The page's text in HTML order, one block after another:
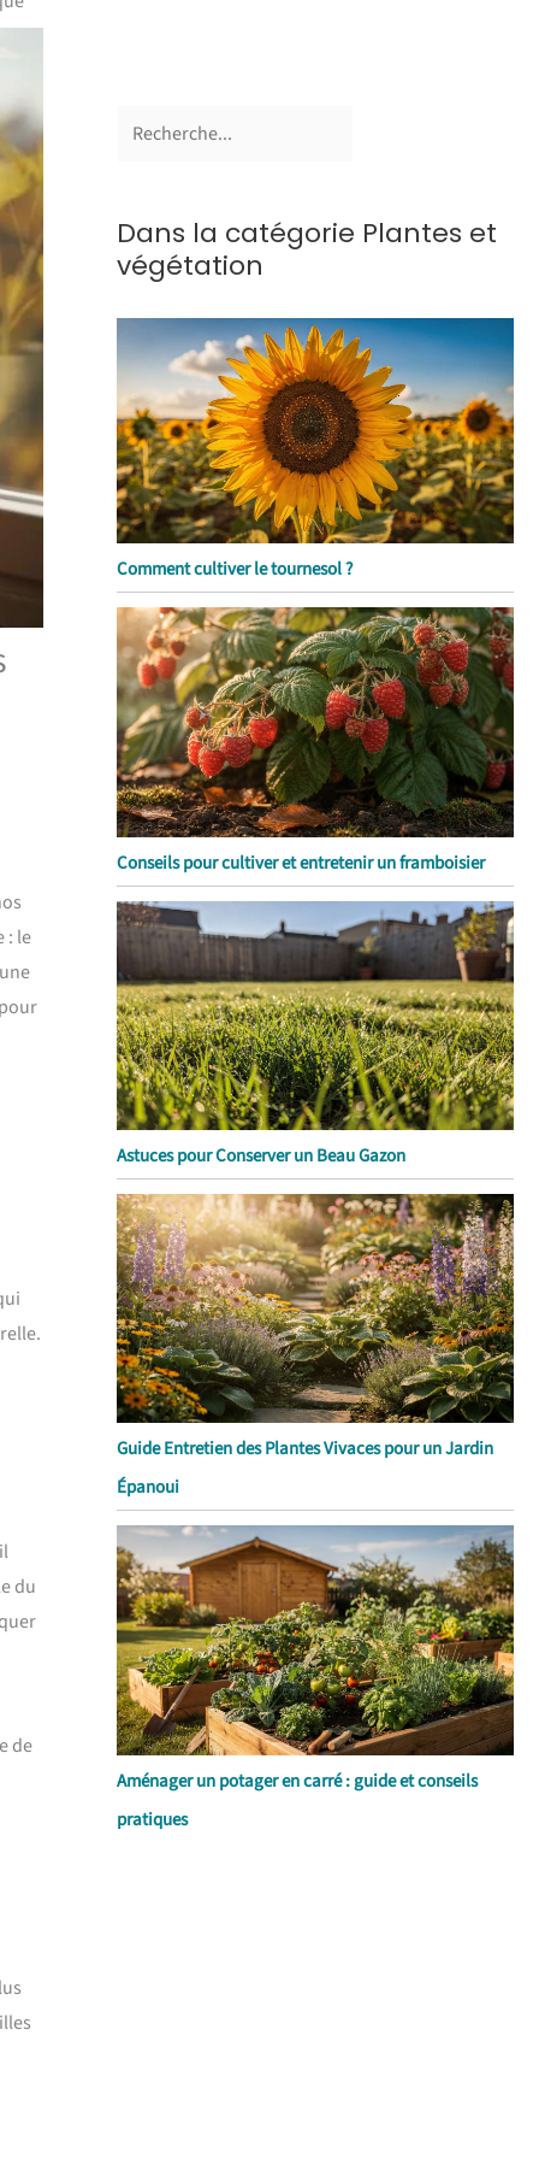
: le
du
de
Dans la catégorie Plantes et
végétation
Comment cultiver le tournesol ?
Conseils pour cultiver et entretenir un framboisier
Astuces pour Conserver un Beau Gazon
Guide Entretien des Plantes Vivaces pour un Jardin
Épanoui
Aménager un potager en carré : guide et conseils
pratiques